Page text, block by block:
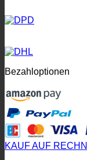
Bezahloptionen
KAUF AUF